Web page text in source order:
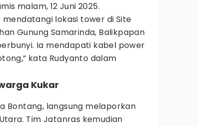
malam, 12 Juni 2025.
mendatangi lokasi tower di Site
Gunung Samarinda, Balikpapan
Ia mendapati kabel power
kata Rudyanto dalam
Kukar
Bontang, langsung melaporkan
Tim Jatanras kemudian